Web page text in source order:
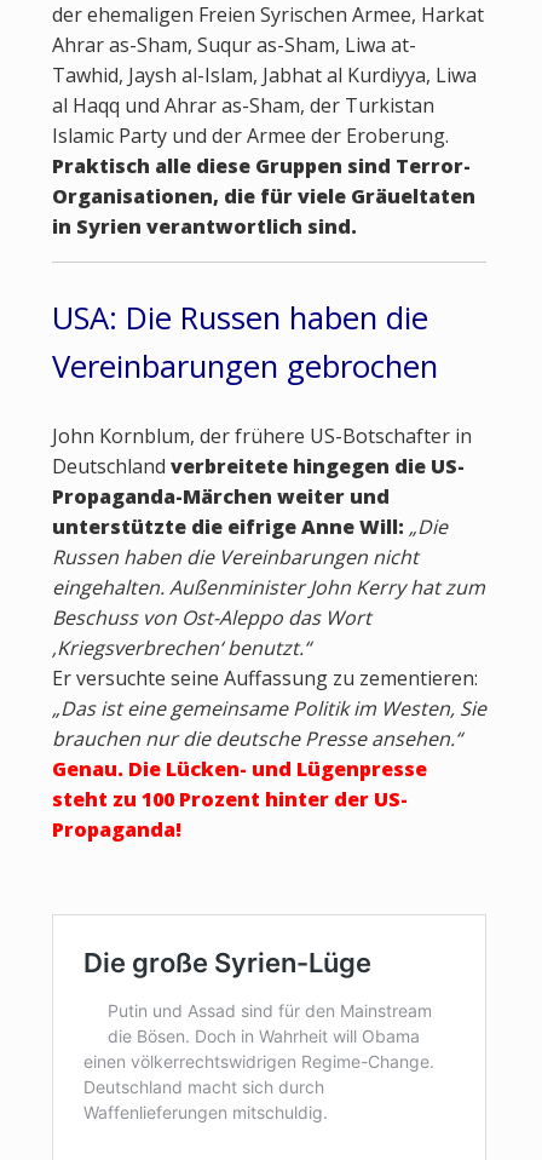
der ehemaligen Freien Syrischen Armee, Harkat
Ahrar as-Sham, Suqur as-Sham, Liwa at-
Tawhid, Jaysh al-Islam, Jabhat al Kurdiyya, Liwa
al Haqq und Ahrar as-Sham, der Turkistan
Islamic Party und der Armee der Eroberung.
Praktisch alle diese Gruppen sind Terror-
Organisationen, die für viele Gräueltaten
in Syrien verantwortlich sind.
USA: Die Russen haben die
Vereinbarungen gebrochen
John Kornblum, der frühere US-Botschafter in
Deutschland verbreitete hingegen die US-
Propaganda-Märchen weiter und
unterstützte die eifrige Anne Will: „Die
Russen haben die Vereinbarungen nicht
eingehalten. Außenminister John Kerry hat zum
Beschuss von Ost-Aleppo das Wort
‚Kriegsverbrechen‘ benutzt.“
Er versuchte seine Auffassung zu zementieren:
„Das ist eine gemeinsame Politik im Westen, Sie
brauchen nur die deutsche Presse ansehen.“
Genau. Die Lücken- und Lügenpresse
steht zu 100 Prozent hinter der US-
Propaganda!